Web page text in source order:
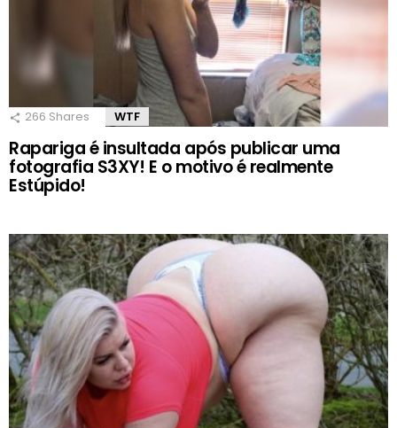
266 Shares WTF
Rapariga é insultada após publicar uma
fotografia S3XY! E o motivo é realmente
Estúpido!